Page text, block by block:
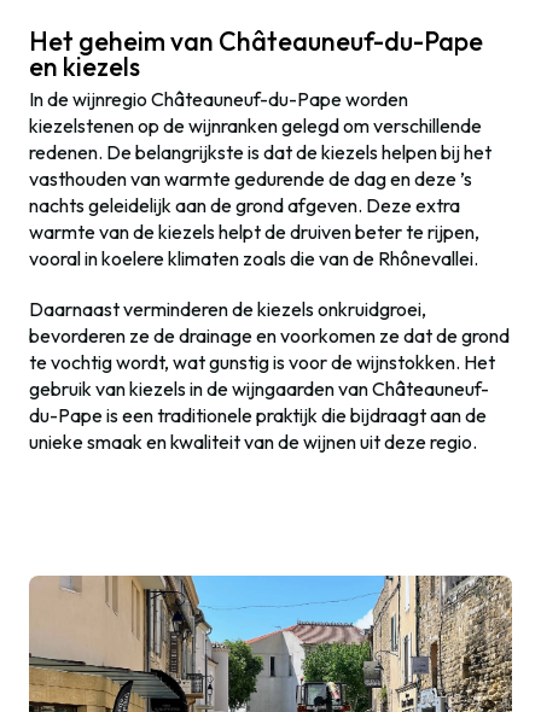
Het geheim van Châteauneuf-du-Pape
en kiezels
In de wijnregio Châteauneuf-du-Pape worden
kiezelstenen op de wijnranken gelegd om verschillende
redenen. De belangrijkste is dat de kiezels helpen bij het
vasthouden van warmte gedurende de dag en deze ’s
nachts geleidelijk aan de grond afgeven. Deze extra
warmte van de kiezels helpt de druiven beter te rijpen,
vooral in koelere klimaten zoals die van de Rhônevallei.
Daarnaast verminderen de kiezels onkruidgroei,
bevorderen ze de drainage en voorkomen ze dat de grond
te vochtig wordt, wat gunstig is voor de wijnstokken. Het
gebruik van kiezels in de wijngaarden van Châteauneuf-
du-Pape is een traditionele praktijk die bijdraagt aan de
unieke smaak en kwaliteit van de wijnen uit deze regio.